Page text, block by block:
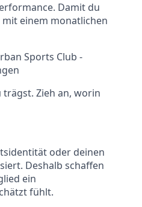
Damit du
einem monatlichen
Sports Club -
trägst. Zieh an, worin
oder deinen
Deshalb schaffen
ein
fühlt.